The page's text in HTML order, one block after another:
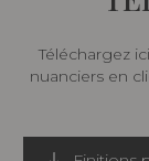
Téléchargez
nuanciers en